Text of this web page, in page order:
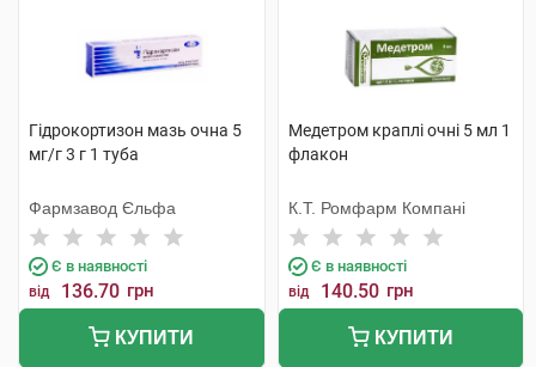
Гідрокортизон мазь очна 5
мг/г 3 г 1 туба
Фармзавод Єльфа
Є в наявності
від 136.70 грн
КУПИТИ
Медетром краплі очні 5 мл 1
флакон
К.Т. Ромфарм Компані
Є в наявності
від 140.50 грн
КУПИТИ